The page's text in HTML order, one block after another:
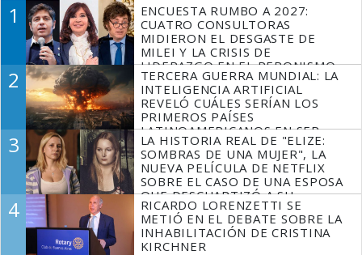
1
ENCUESTA RUMBO A 2027:
CUATRO CONSULTORAS
MIDIERON EL DESGASTE DE
MILEI Y LA CRISIS DE
LIDERAZGO EN EL PERONISMO
2
TERCERA GUERRA MUNDIAL: LA
INTELIGENCIA ARTIFICIAL
REVELÓ CUÁLES SERÍAN LOS
PRIMEROS PAÍSES
LATINOAMERICANOS EN SER
DERROTADOS
3
LA HISTORIA REAL DE "ELIZE:
SOMBRAS DE UNA MUJER", LA
NUEVA PELÍCULA DE NETFLIX
SOBRE EL CASO DE UNA ESPOSA
QUE DESCUARTIZÓ A SU
MARIDO
4
RICARDO LORENZETTI SE
METIÓ EN EL DEBATE SOBRE LA
INHABILITACIÓN DE CRISTINA
KIRCHNER